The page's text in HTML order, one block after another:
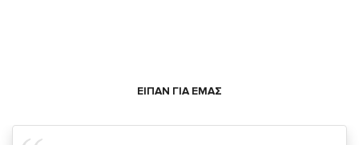
ΕΙΠΑΝ ΓΙΑ ΕΜΑΣ